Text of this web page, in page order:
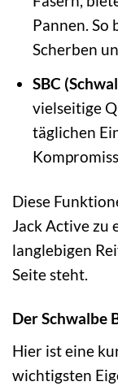
Pannen. So
Scherben
SBC
vielseitige
täglichen
Diese
Jack Active zu
langlebigen
Seite steht.
Der Schwalbe
Hier ist eine
wichtigsten